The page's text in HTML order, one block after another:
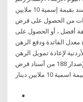
212 من أسناد قرض الشركة، وعددها 10 آلاف سند بقيمة إسمية 10 ملايين
من الحصول على قرض
أفضل ، أو الحصول على
معدل الفائدة ودفع الرهن
لإعادة تمويل الرهن
العقاري إبراهيم الظاهر إن الشركة باعت الإصدار 188 من أسناد قرض